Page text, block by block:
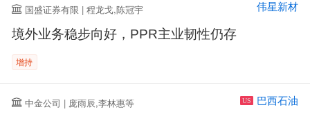
国盛证券有限 | 程龙戈,陈冠宇 伟星新材
境外业务稳步向好，PPR主业韧性仍存
增持
中金公司 | 庞雨辰,李林惠等 US 巴西石油